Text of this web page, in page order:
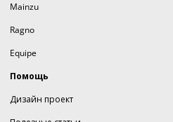
Mainzu
Ragno
Equipe
Помощь
Дизайн проект